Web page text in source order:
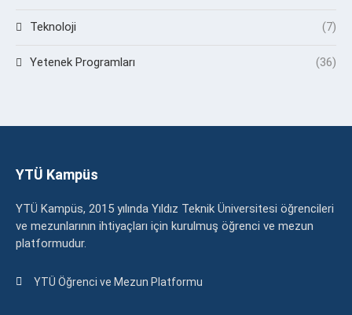
Teknoloji (7)
Yetenek Programları (36)
YTÜ Kampüs
YTÜ Kampüs, 2015 yılında Yıldız Teknik Üniversitesi öğrencileri
ve mezunlarının ihtiyaçları için kurulmuş öğrenci ve mezun
platformudur.
YTÜ Öğrenci ve Mezun Platformu